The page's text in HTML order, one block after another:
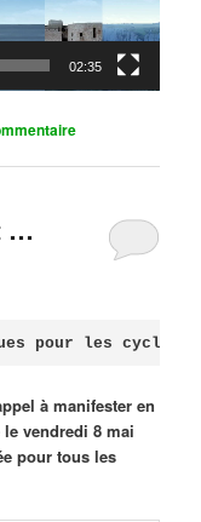
02:35
…
pour les
à manifester en
vendredi 8 mai
pour tous les